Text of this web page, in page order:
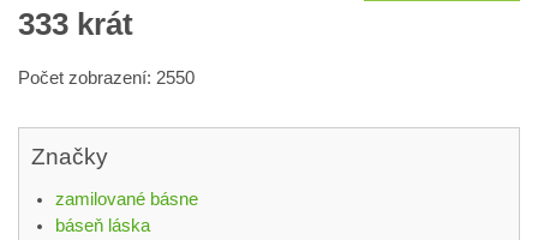
333 krát
Počet zobrazení: 2550
Značky
zamilované básne
báseň láska